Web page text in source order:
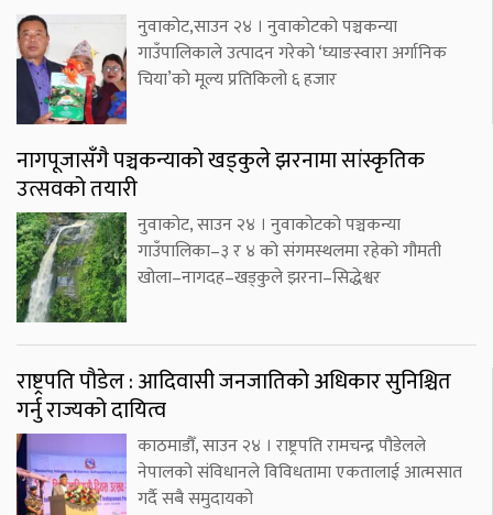
नुवाकोट,साउन २४ । नुवाकोटको पञ्चकन्या
गाउँपालिकाले उत्पादन गरेको ‘घ्याङस्वारा अर्गानिक
चिया’को मूल्य प्रतिकिलो ६ हजार
नागपूजासँगै पञ्चकन्याको खड्कुले झरनामा सांस्कृतिक
उत्सवको तयारी
नुवाकोट, साउन २४ । नुवाकोटको पञ्चकन्या
गाउँपालिका–३ र ४ को संगमस्थलमा रहेको गौमती
खोला–नागदह–खड्कुले झरना–सिद्धेश्वर
राष्ट्रपति पौडेल : आदिवासी जनजातिको अधिकार सुनिश्चित
गर्नु राज्यको दायित्व
काठमाडौँ, साउन २४ । राष्ट्रपति रामचन्द्र पौडेलले
नेपालको संविधानले विविधतामा एकतालाई आत्मसात
गर्दै सबै समुदायको